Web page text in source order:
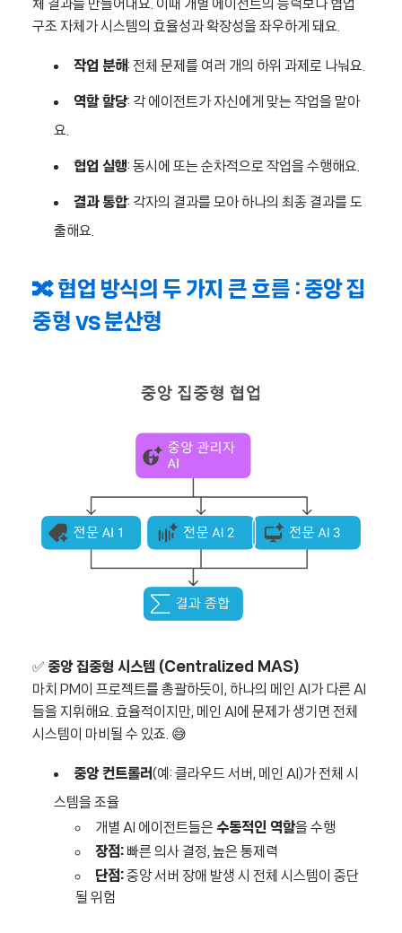
체 결과를 만들어내요. 이때 개별 에이전트의 능력보다 협업
구조 자체가 시스템의 효율성과 확장성을 좌우하게 돼요.
작업 분해: 전체 문제를 여러 개의 하위 과제로 나눠요.
역할 할당: 각 에이전트가 자신에게 맞는 작업을 맡아
요.
협업 실행: 동시에 또는 순차적으로 작업을 수행해요.
결과 통합: 각자의 결과를 모아 하나의 최종 결과를 도
출해요.
🔀 협업 방식의 두 가지 큰 흐름 : 중앙 집
중형 vs 분산형
✅ 중앙 집중형 시스템 (Centralized MAS)
마치 PM이 프로젝트를 총괄하듯이, 하나의 메인 AI가 다른 AI
들을 지휘해요. 효율적이지만, 메인 AI에 문제가 생기면 전체
시스템이 마비될 수 있죠. 😅
중앙 컨트롤러(예: 클라우드 서버, 메인 AI)가 전체 시
스템을 조율
개별 AI 에이전트들은 수동적인 역할을 수행
장점: 빠른 의사 결정, 높은 통제력
단점:중앙 서버 장애 발생 시 전체 시스템이 중단
될 위험